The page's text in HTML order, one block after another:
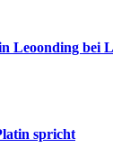
Leoonding bei
spricht